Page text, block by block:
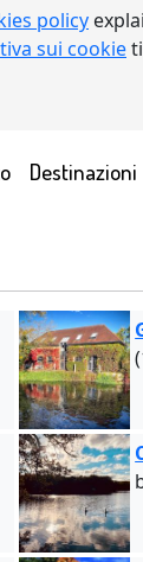
policy
sui cookie
Destinazioni